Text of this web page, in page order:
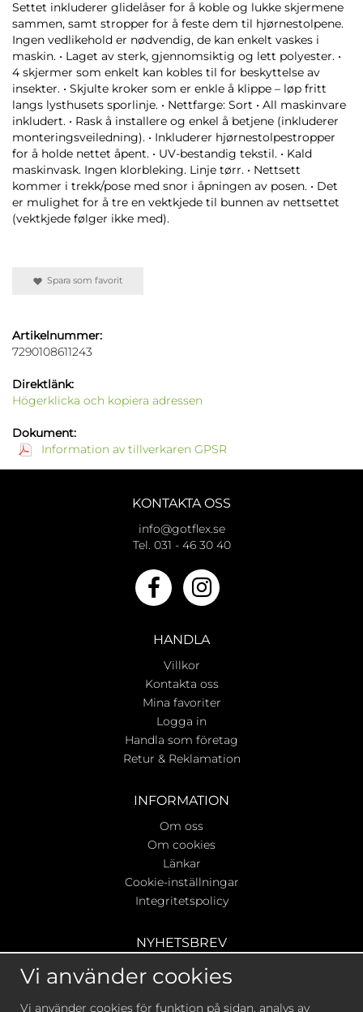
Settet inkluderer glidelåser for å koble og lukke skjermene
sammen, samt stropper for å feste dem til hjørnestolpene.
Ingen vedlikehold er nødvendig, de kan enkelt vaskes i
maskin. • Laget av sterk, gjennomsiktig og lett polyester. •
4 skjermer som enkelt kan kobles til for beskyttelse av
insekter. • Skjulte kroker som er enkle å klippe – løp fritt
langs lysthusets sporlinje. • Nettfarge: Sort • All maskinvare
inkludert. • Rask å installere og enkel å betjene (inkluderer
monteringsveiledning). • Inkluderer hjørnestolpestropper
for å holde nettet åpent. • UV-bestandig tekstil. • Kald
maskinvask. Ingen klorbleking. Linje tørr. • Nettsett
kommer i trekk/pose med snor i åpningen av posen. • Det
er mulighet for å tre en vektkjede til bunnen av nettsettet
(vektkjede følger ikke med).
Spara som favorit
Artikelnummer:
7290108611243
Direktlänk:
Högerklicka och kopiera adressen
Dokument:
Information av tillverkaren GPSR
KONTAKTA OSS
info@gotflex.se
Tel. 031 - 46 30 40
HANDLA
Villkor
Kontakta oss
Mina favoriter
Logga in
Handla som företag
Retur & Reklamation
INFORMATION
Om oss
Om cookies
Länkar
Cookie-inställningar
Integritetspolicy
NYHETSBREV
Ta del av våra bästa erbjudanden & nyheter!
Vi använder cookies
Vi använder cookies för funktion på sidan, analys av